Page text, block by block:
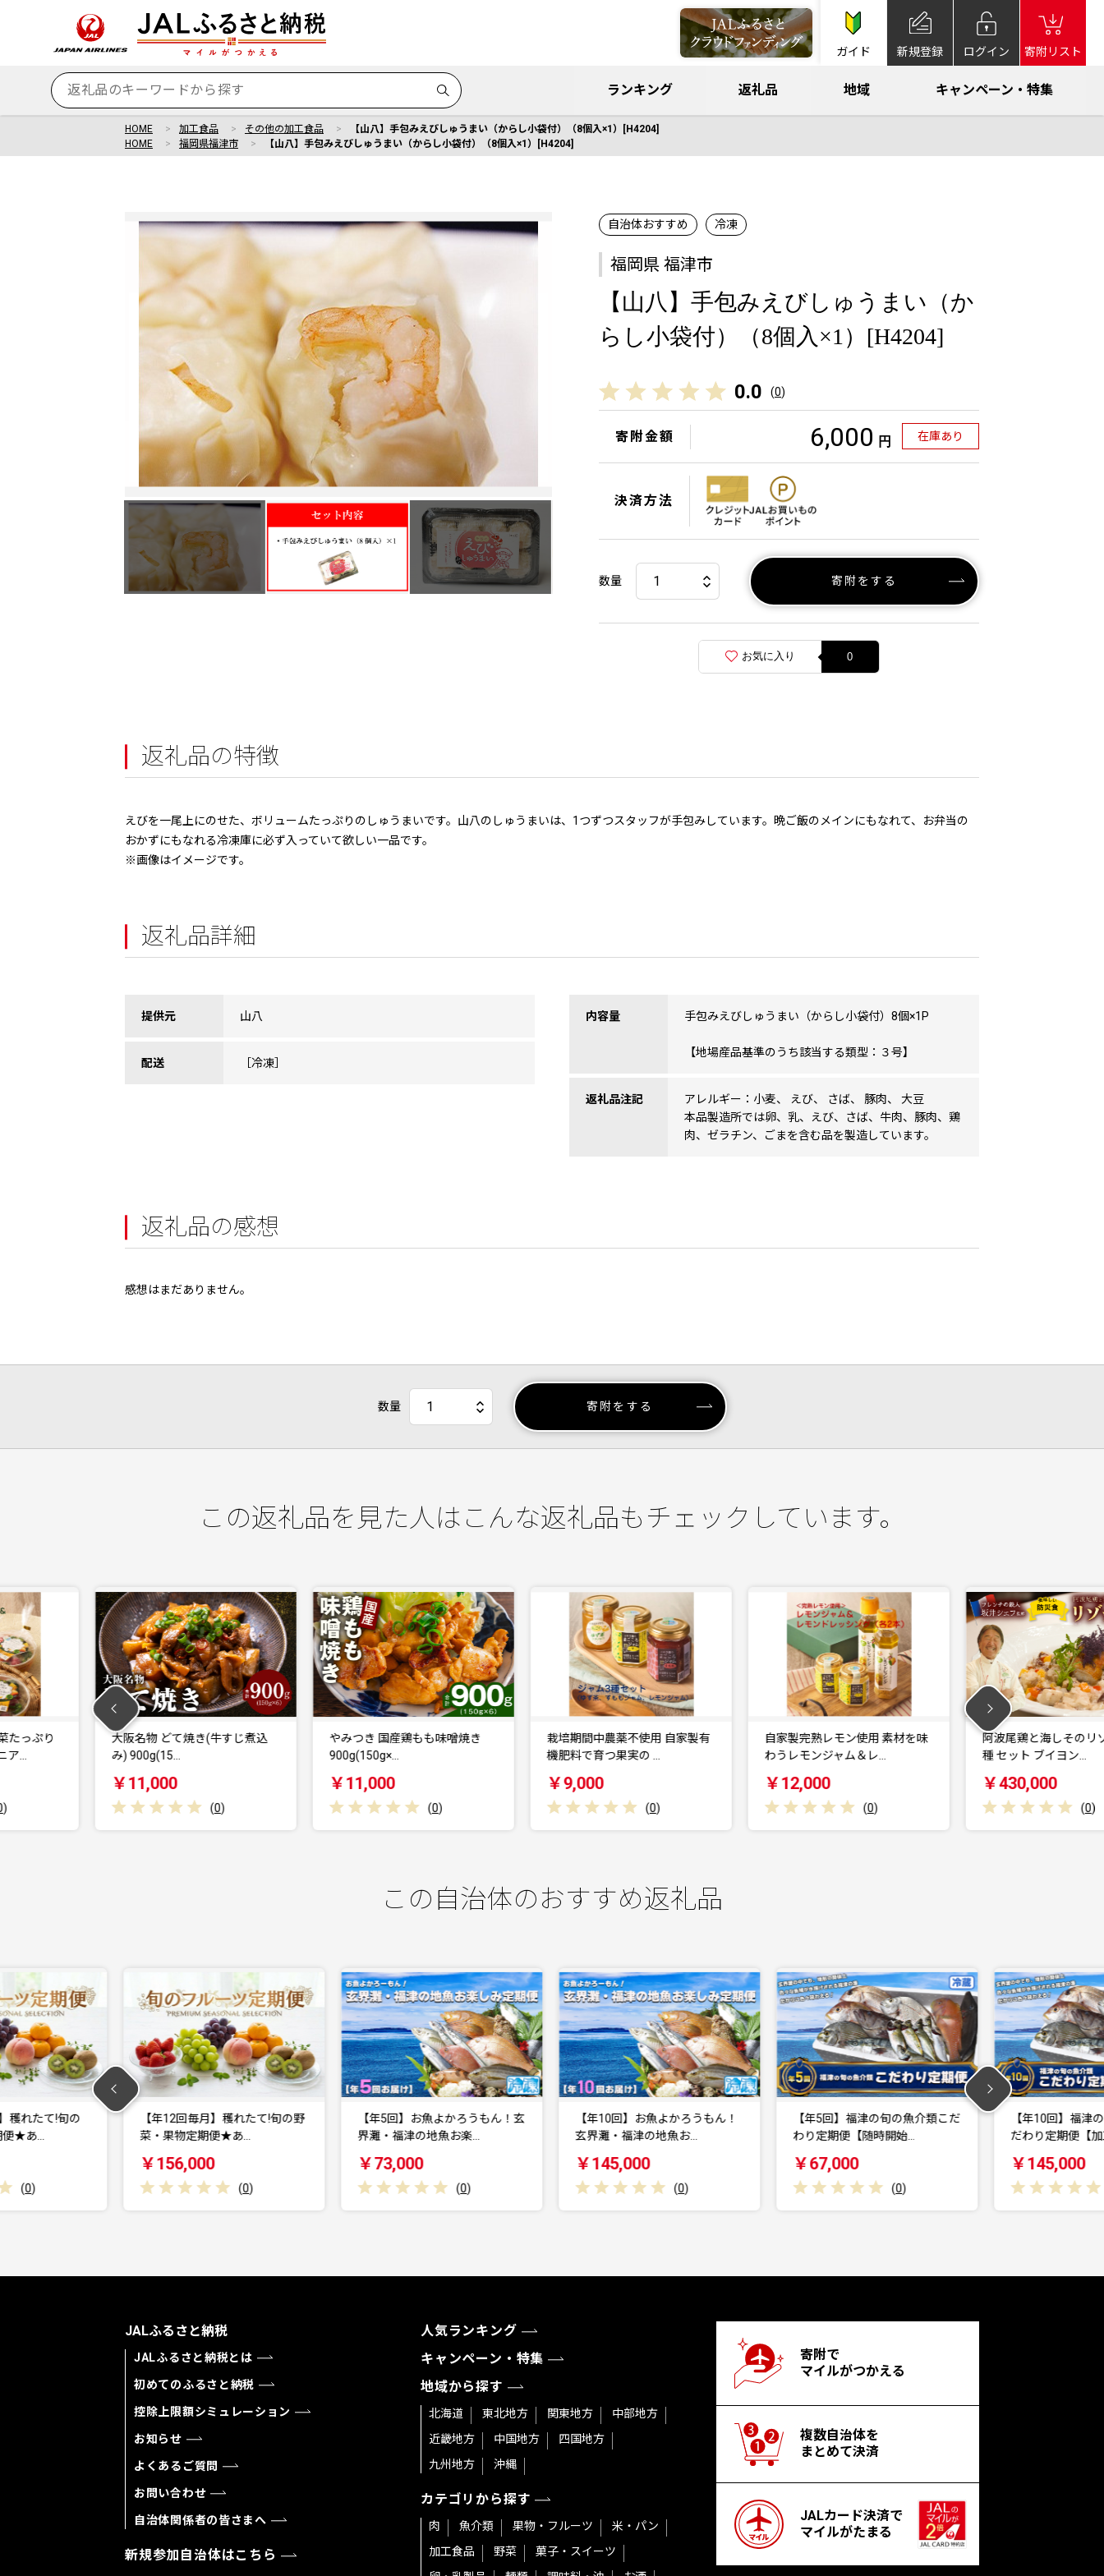
ガイド 新規登録 ログイン 寄附リスト
ランキング 返礼品 地域 キャンペーン・特集
HOME 加工食品 その他の加工食品
【山八】手包みえびしゅうまい（からし小袋付）（8個入×1）[H4204]
HOME
福岡県福津市 【山八】手包みえびしゅうまい（からし小袋付）（8個入×1）[H4204]
自治体おすすめ 冷凍
福岡県 福津市
【山八】手包みえびしゅうまい（か
らし小袋付）（8個入×1）[H4204]
0.0 (0)
寄附金額 6,000 円 在庫あり
決済方法
数量 寄附をする
お気に入り 0
返礼品の特徴
えびを一尾上にのせた、ボリュームたっぷりのしゅうまいです。山八のしゅうまいは、1つずつスタッフが手包みしています。晩ご飯のメインにもなれて、お弁当の
おかずにもなれる冷凍庫に必ず入っていて欲しい一品です。
※画像はイメージです。
返礼品詳細
提供元 山八
配送 ［冷凍］
内容量 手包みえびしゅうまい（からし小袋付）8個×1P
【地場産品基準のうち該当する類型：３号】
返礼品注記
アレルギー：小麦、 えび、 さば、 豚肉、 大豆
本品製造所では卵、乳、えび、さば、牛肉、豚肉、鶏
肉、ゼラチン、ごまを含む品を製造しています。
返礼品の感想
感想はまだありません。
数量 寄附をする
この返礼品を見た人はこんな返礼品もチェックしています。
き(牛すじ煮込
やみつき 国産鶏もも味噌焼き
900g(150g×…
￥11,000
栽培期間中農薬不使用 自家製有
機肥料で育つ果実の …
￥9,000
自家製完熟レモン使用 素材を味
わうレモンジャム＆レ…
￥12,000
阿波尾鶏と海しそのリゾット 2
種 セット ブイヨン…
￥430,000
阿波尾鶏と海し
食 セット 生クリ…
￥220,000
この自治体のおすすめ返礼品
れたて!旬の野
★あ…
(0)
【年5回】お魚よかろうもん！玄
界灘・福津の地魚お楽…
￥73,000
(0)
【年10回】お魚よかろうもん！
玄界灘・福津の地魚お…
￥145,000
(0)
【年5回】福津の旬の魚介類こだ
わり定期便【随時開始…
￥67,000
(0)
【年10回】福津の旬の魚介類こ
だわり定期便【加工承…
￥145,000
(0)
【年5回】旬の
あんずの里【随
￥75,000
JALふるさと納税
JALふるさと納税とは
初めてのふるさと納税
控除上限額シミュレーション
お知らせ
よくあるご質問
お問い合わせ
自治体関係者の皆さまへ
新規参加自治体はこちら
人気ランキング
キャンペーン・特集
地域から探す
北海道 東北地方 関東地方
中部地方
近畿地方
中国地方
四国地方
九州地方
沖縄
カテゴリから探す
肉 魚介類 果物・フルーツ
米・パン
加工食品
野菜
菓子・スイーツ
寄附で
マイルがつかえる
複数自治体を
まとめて決済
JALカード決済で
マイルがたまる